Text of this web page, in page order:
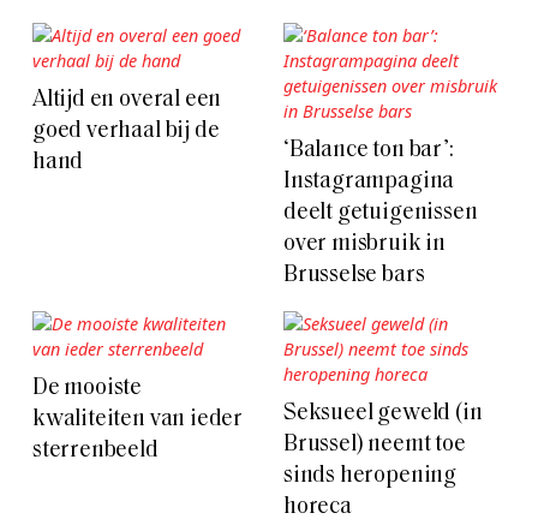
Altijd en overal een
goed verhaal bij de
hand
‘Balance ton bar’:
Instagrampagina
deelt getuigenissen
over misbruik in
Brusselse bars
De mooiste
kwaliteiten van ieder
sterrenbeeld
Seksueel geweld (in
Brussel) neemt toe
sinds heropening
horeca